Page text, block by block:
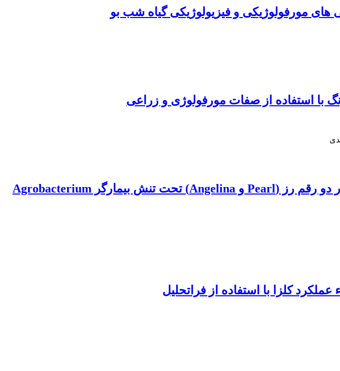
مورفولوژیکی و فیزیولوژیکی گیاه شب‌ بو
با استفاده از صفات مورفولوژی و زراعی
بررسی برخی شاخص‌ های فیزیولوژیک و آنزیم‌ های آنتی اکسیدانت در دو رقم رز (Pearl و Angelina) تحت تنش بیمارگر Agrobacterium
کلزا با استفاده از فراتحلیل